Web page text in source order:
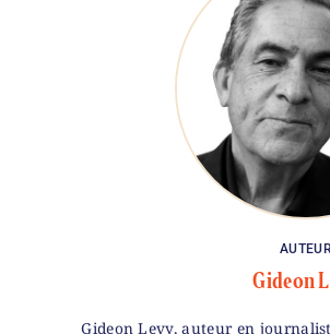
Gideon
Gideon Levy, auteur en